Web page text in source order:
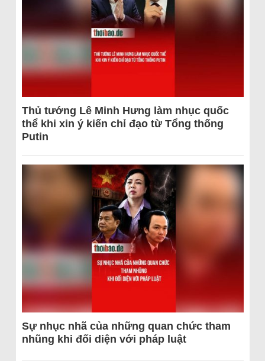
Thủ tướng Lê Minh Hưng làm nhục quốc
thể khi xin ý kiến chỉ đạo từ Tổng thống
Putin
Sự nhục nhã của những quan chức tham
nhũng khi đối diện với pháp luật